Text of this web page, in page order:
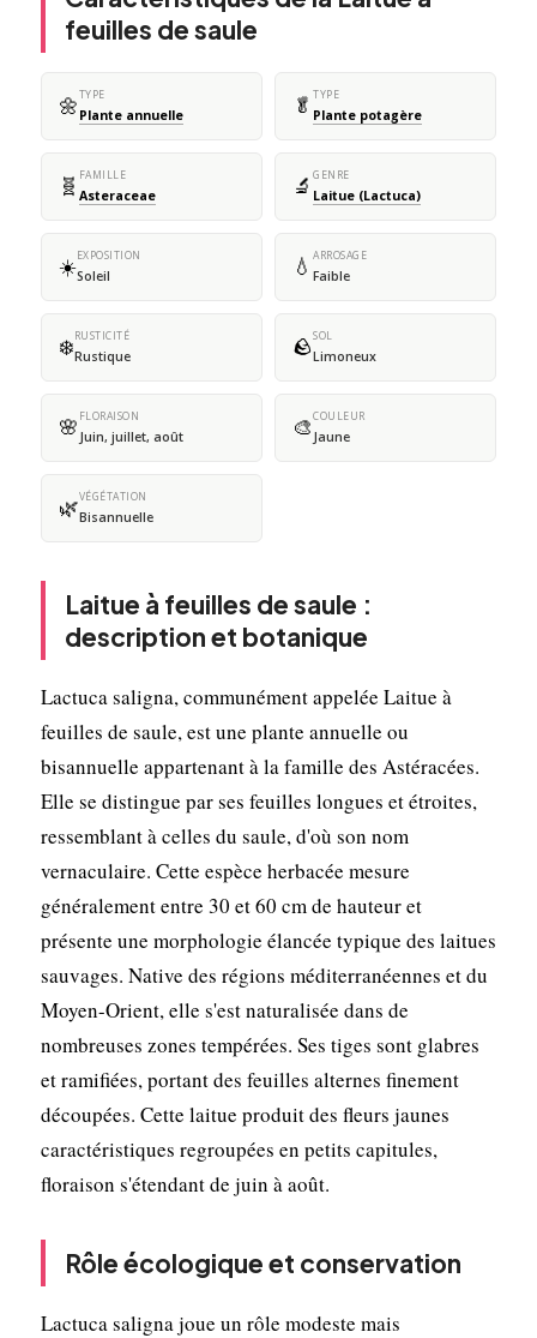
feuilles de saule
🌼TYPE
Plante annuelle 🥬 TYPE
Plante potagère
🧬 FAMILLE
Asteraceae 🔬 GENRE
Laitue (Lactuca)
☀️EXPOSITION
Soleil 💧 ARROSAGE
Faible
❄️RUSTICITÉ
Rustique 🪨SOL
Limoneux
🌸 FLORAISON
Juin, juillet, août 🎨COULEUR
Jaune
🌿VÉGÉTATION
Bisannuelle
Laitue à feuilles de saule :
description et botanique
Lactuca saligna, communément appelée Laitue à
feuilles de saule, est une plante annuelle ou
bisannuelle appartenant à la famille des Astéracées.
Elle se distingue par ses feuilles longues et étroites,
ressemblant à celles du saule, d'où son nom
vernaculaire. Cette espèce herbacée mesure
généralement entre 30 et 60 cm de hauteur et
présente une morphologie élancée typique des laitues
sauvages. Native des régions méditerranéennes et du
Moyen-Orient, elle s'est naturalisée dans de
nombreuses zones tempérées. Ses tiges sont glabres
et ramifiées, portant des feuilles alternes finement
découpées. Cette laitue produit des fleurs jaunes
caractéristiques regroupées en petits capitules,
floraison s'étendant de juin à août.
Rôle écologique et conservation
Lactuca saligna joue un rôle modeste mais